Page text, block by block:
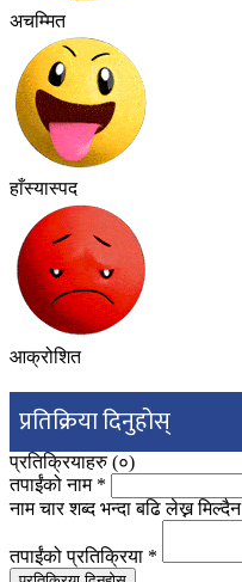
अचम्मित
हाँस्यास्पद
आक्रोशित
प्रतिक्रिया दिनुहोस्
प्रतिक्रियाहरु (०)
तपाईंको नाम *
नाम चार शब्द भन्दा बढि लेख्न मिल्दैन
तपाईंको प्रतिक्रिया *